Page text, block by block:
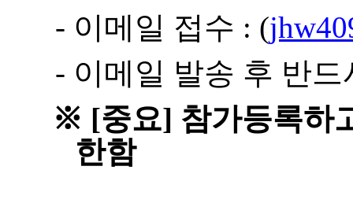
- 이메일 접수 : (
- 이메일 발송 후 반
※ [중요] 참가등록하
한함